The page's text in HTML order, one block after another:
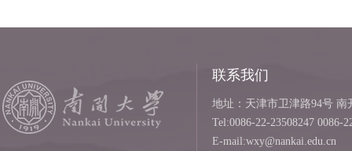
联系我们
地址：天津市卫津路94号 南
Tel:0086-22-23508247 0086-
E-mail:wxy@nankai.edu.cn